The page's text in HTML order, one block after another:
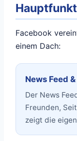
Facebook
einem Dach:
News Feed
Der News
Freunden,
zeigt die